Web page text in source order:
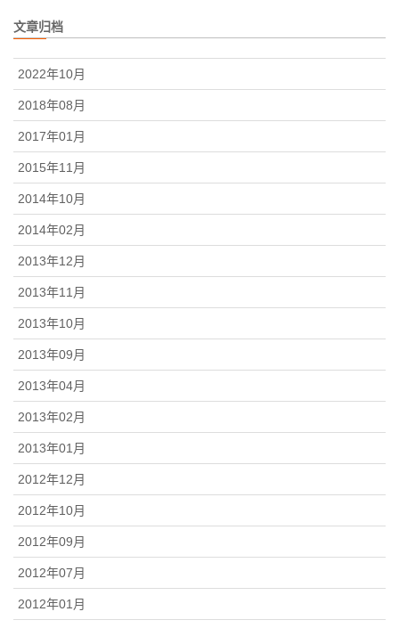
文章归档
2022年10月
2018年08月
2017年01月
2015年11月
2014年10月
2014年02月
2013年12月
2013年11月
2013年10月
2013年09月
2013年04月
2013年02月
2013年01月
2012年12月
2012年10月
2012年09月
2012年07月
2012年01月